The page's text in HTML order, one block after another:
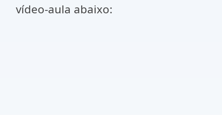
vídeo-aula abaixo: